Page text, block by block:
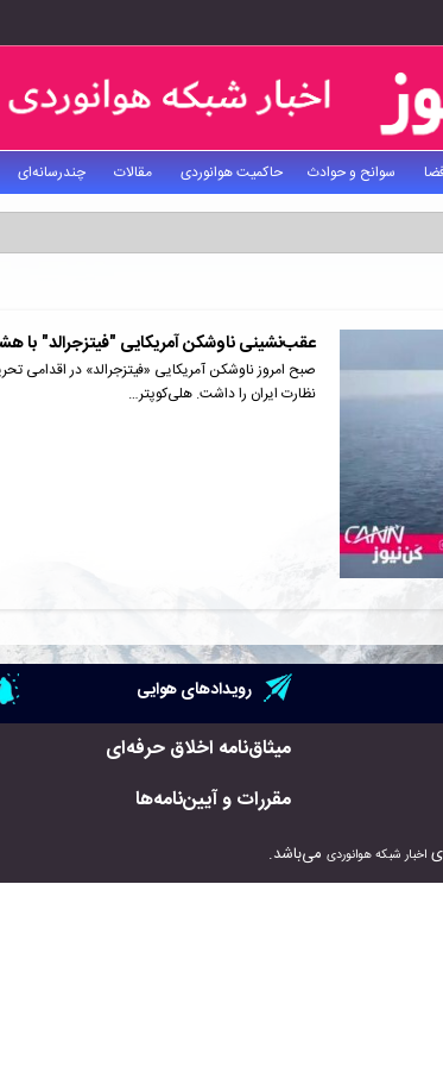
سوانح و حوادث حاکمیت هوانوردی مقالات چندرسانه‌ای
عقب‌نشینی ناوشکن آمریکایی "فیتزجرالد" با
نظارت ایران را داشت. هلی‌کوپتر…
رویدادهای هوایی
میثاق‌نامه اخلاق حرفه‌ای
مقررات و آیین‌نامه‌ها
اخبار شبکه هوانوردی می‌باشد.